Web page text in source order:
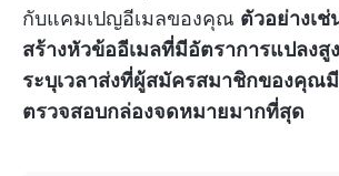
กับแคมเปญอีเมลของคุณ ตัวอย่างเ
สร้างหัวข้ออีเมลที่มีอัตราการแปลงสู
ระบุเวลาส่งที่ผู้สมัครสมาชิกของคุณ
ตรวจสอบกล่องจดหมายมากที่สุด